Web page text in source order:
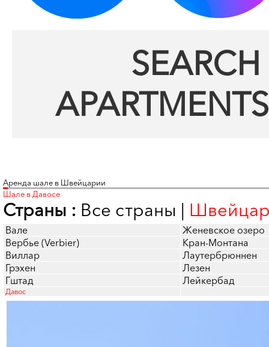
Аренда шале в Швейцарии
Шале в Давосе
Страны : Все страны |
Вале
Женевское озеро
Вербье (Verbier)
Кран-Монтана
Виллар
Лаутербрюннен
Грэхен
Лезен
Гштад
Лейкербад
Давос